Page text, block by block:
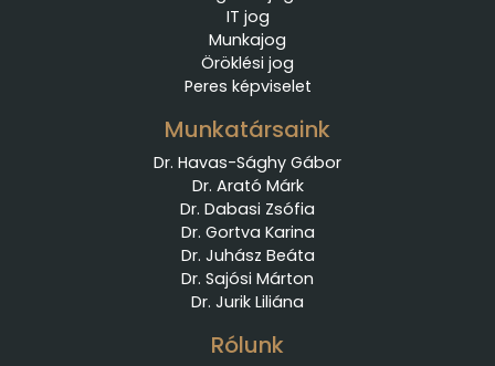
IT jog
Munkajog
Öröklési jog
Peres képviselet
Munkatársaink
Dr. Havas-Sághy Gábor
Dr. Arató Márk
Dr. Dabasi Zsófia
Dr. Gortva Karina
Dr. Juhász Beáta
Dr. Sajósi Márton
Dr. Jurik Liliána
Rólunk